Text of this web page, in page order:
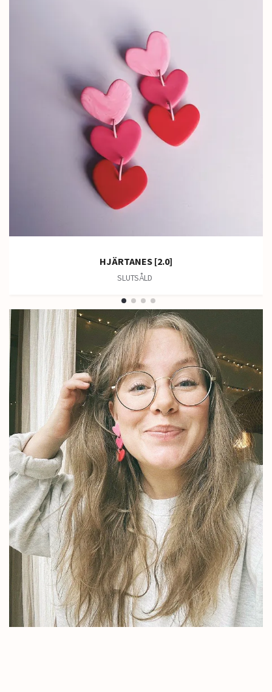
HJÄRTANES [2.0]
SLUTSÅLD